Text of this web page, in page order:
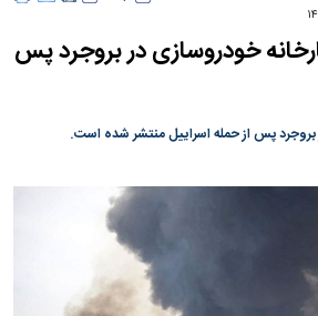
خودروسازى در بروجرد پس
بروجرد پس از حمله اسراییل منتشر شده است.